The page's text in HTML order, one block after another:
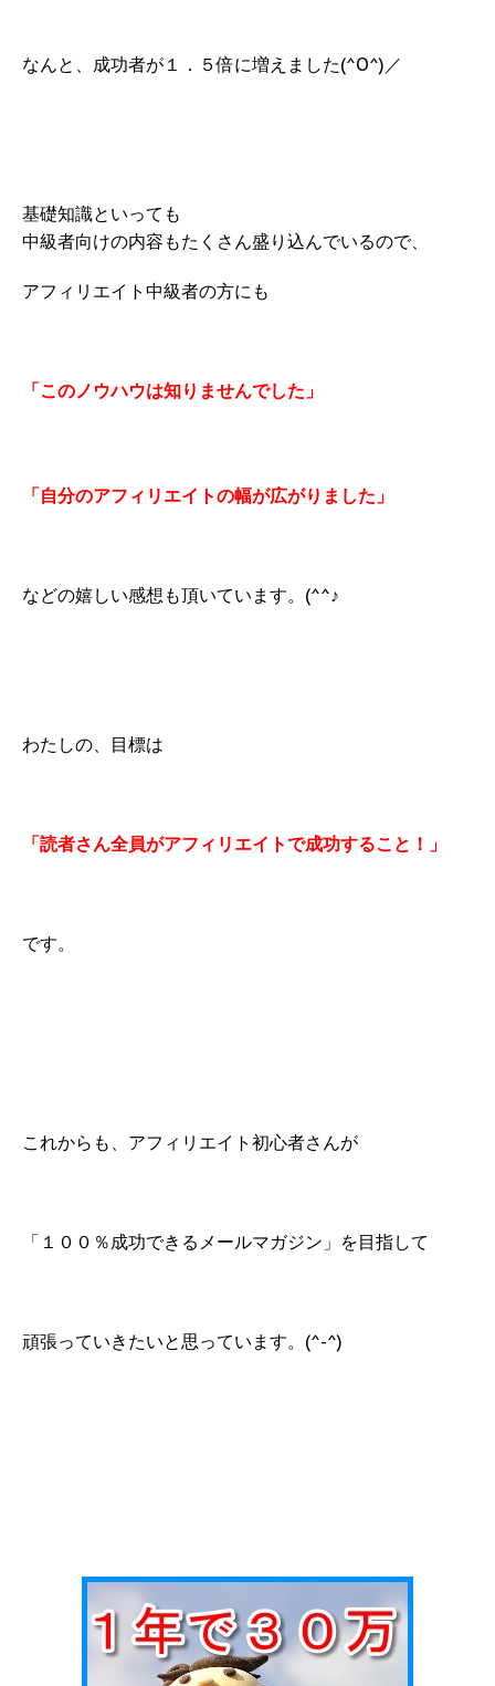
なんと、成功者が１．５倍に増えました(^O^)／
基礎知識といっても
中級者向けの内容もたくさん盛り込んでいるので、
アフィリエイト中級者の方にも
「このノウハウは知りませんでした」
「自分のアフィリエイトの幅が広がりました」
などの嬉しい感想も頂いています。(^^♪
わたしの、目標は
「読者さん全員がアフィリエイトで成功すること！」
です。
これからも、アフィリエイト初心者さんが
「１００％成功できるメールマガジン」を目指して
頑張っていきたいと思っています。(^-^)